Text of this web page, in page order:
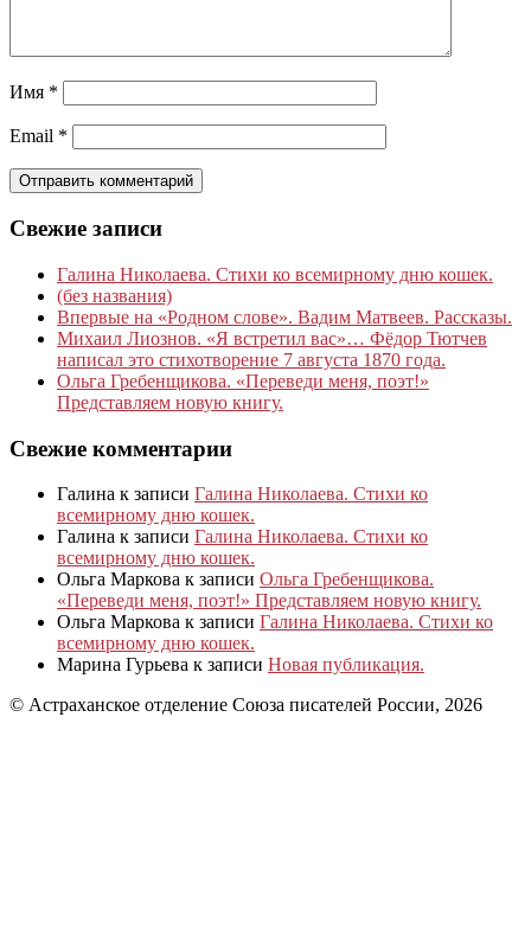
Имя *
Email *
Свежие записи
Галина Николаева. Стихи ко всемирному дню кошек.
(без названия)
Впервые на «Родном слове». Вадим Матвеев. Рассказы.
Михаил Лиознов. «Я встретил вас»… Фёдор Тютчев
написал это стихотворение 7 августа 1870 года.
Ольга Гребенщикова. «Переведи меня, поэт!»
Представляем новую книгу.
Свежие комментарии
Галина к записи Галина Николаева. Стихи ко
всемирному дню кошек.
Галина к записи Галина Николаева. Стихи ко
всемирному дню кошек.
Ольга Маркова к записи Ольга Гребенщикова.
«Переведи меня, поэт!» Представляем новую книгу.
Ольга Маркова к записи Галина Николаева. Стихи ко
всемирному дню кошек.
Марина Гурьева к записи Новая публикация.
© Астраханское отделение Союза писателей России, 2026